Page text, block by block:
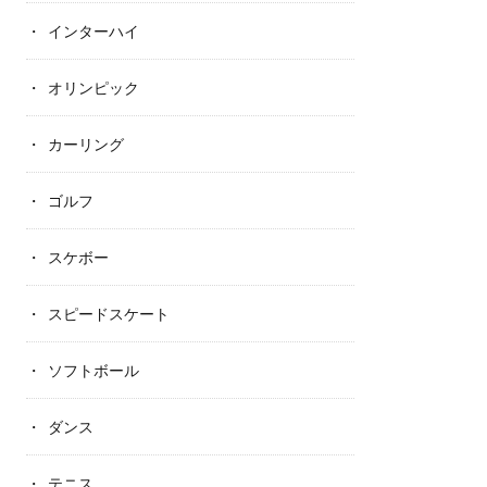
インターハイ
オリンピック
カーリング
ゴルフ
スケボー
スピードスケート
ソフトボール
ダンス